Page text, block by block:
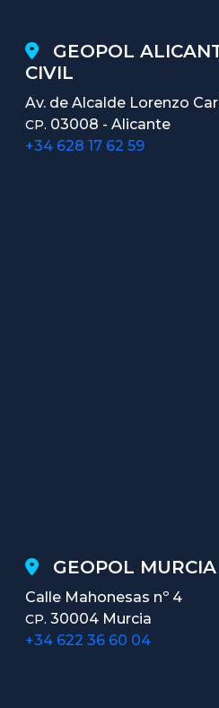
GEOPOL
CIVIL
Av. de Alcalde Lorenzo
CP. 03008 - Alicante
+34 628 17 62 59
GEOPOL MURCIA
Calle Mahonesas nº 4
CP. 30004 Murcia
+34 622 36 60 04